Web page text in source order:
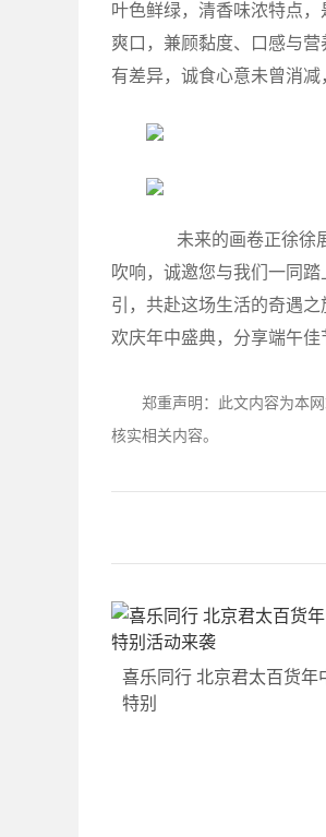
叶色鲜绿，清香味浓特点
爽口，兼顾黏度、口感与
有差异，诚食心意未曾消减
未来的画卷正徐徐展
吹响，诚邀您与我们一同
引，共赴这场生活的奇遇
欢庆年中盛典，分享端午佳
郑重声明：此文内容为本
核实相关内容。
喜乐同行 北京君太百货年
特别